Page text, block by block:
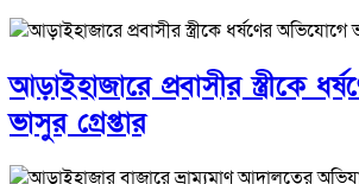
আড়াইহাজারে প্রবাসীর স্ত্রীকে
ভাসুর গ্রেপ্তার